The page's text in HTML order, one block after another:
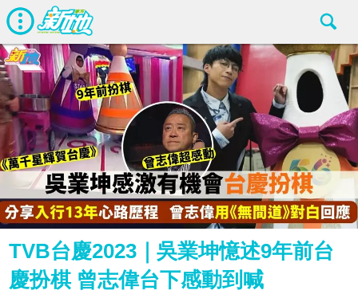
TVB台慶2023｜吳業坤憶述9年前台
慶扮棋 曾志偉台下感動到喊